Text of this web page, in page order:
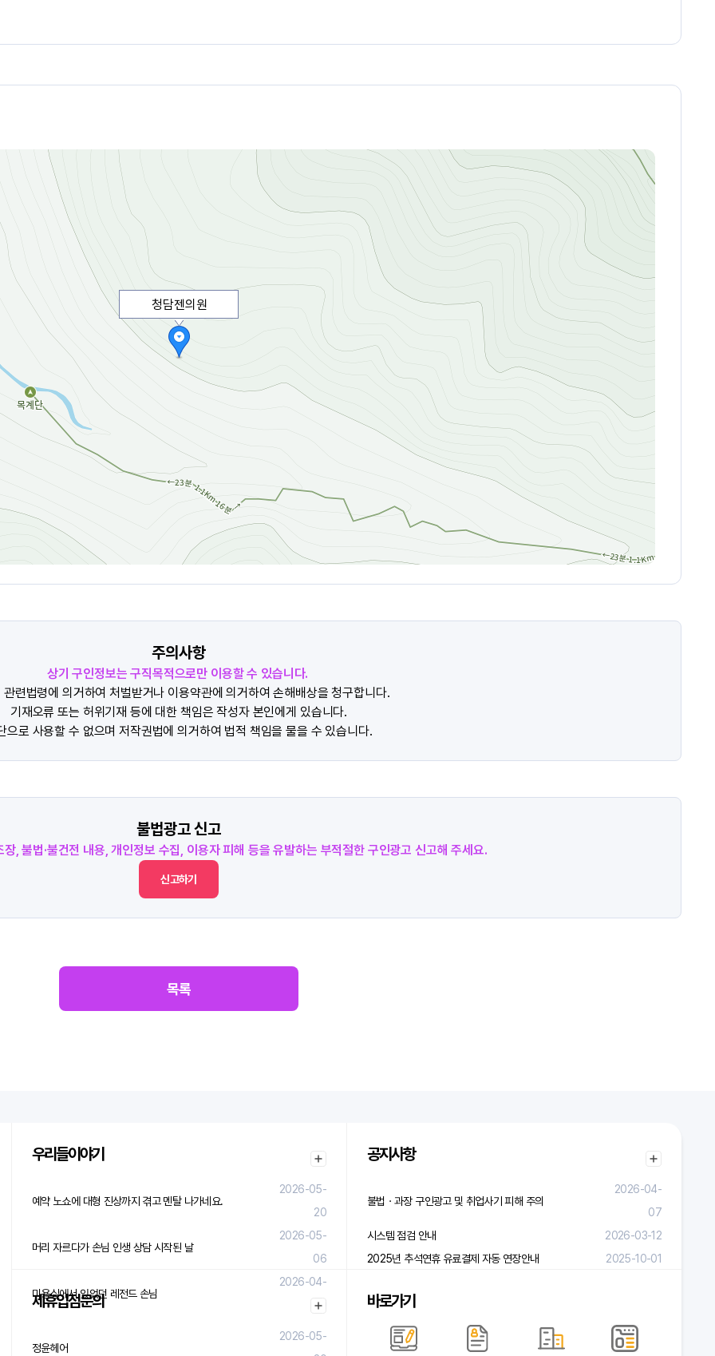
청담젠의원
주의사항
상기 구인정보는 구직목적으로만 이용할 수 있습니다.
관련법령에 의거하여 처벌받거나 이용약관에 의거하여 손해배상을 청구합니다.
기재오류 또는 허위기재 등에 대한 책임은 작성자 본인에게 있습니다.
으로 사용할 수 없으며 저작권법에 의거하여 법적 책임을 물을 수 있습니다.
불법광고 신고
장, 불법·불건전 내용, 개인정보 수집, 이용자 피해 등을 유발하는 부적절한 구인광고 신고해 주세요.
신고하기
목록
우리들이야기
예약 노쇼에 대형 진상까지 겪고 멘탈 나가네요.
2026-05-
20
머리 자르다가 손님 인생 상담 시작된 날
2026-05-
06
미용실에서 있었던 레전드 손님
2026-04-
29
제휴입점문의
정윤헤어
2026-05-
공지사항
불법ㆍ과장 구인광고 및 취업사기 피해 주의
2026-04-
07
시스템 점검 안내
2026-03-12
2025년 추석연휴 유료결제 자동 연장안내
2025-10-01
바로가기